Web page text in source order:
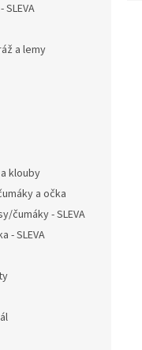
SLEVA
a lemy
klouby
a očka
čumáky - SLEVA
- SLEVA